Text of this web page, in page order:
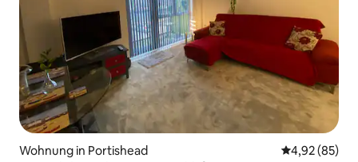
Wohnung in Portishead
4,92 (85)